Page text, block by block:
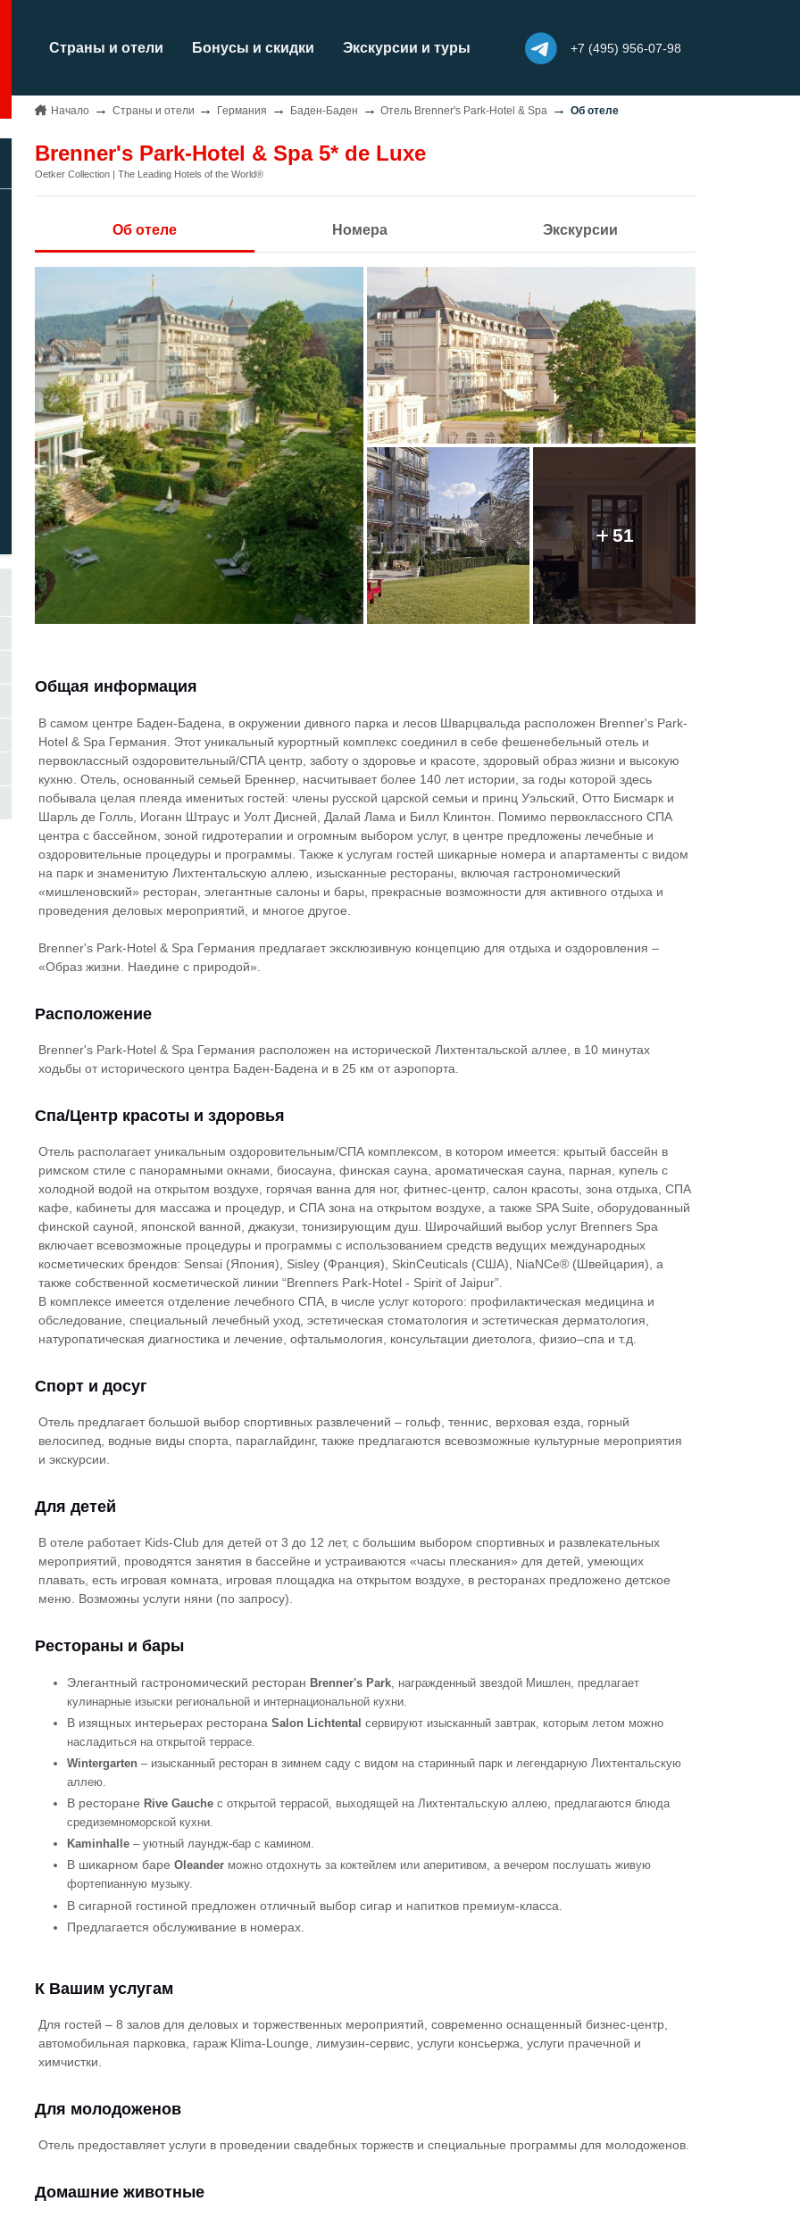
Страны и отели Бонусы и скидки Экскурсии и туры +7 (495) 956-07-98
Начало Страны и отели Германия Баден-Баден Отель Brenner's Park-Hotel & Spa Об отеле
Brenner's Park-Hotel & Spa 5* de Luxe
Oetker Collection | The Leading Hotels of the World®
Об отеле Номера Экскурсии
51
Общая информация
В самом центре Баден-Бадена, в окружении дивного парка и лесов Шварцвальда расположен Brenner's Park-
Hotel & Spa Германия. Этот уникальный курортный комплекс соединил в себе фешенебельный отель и
первоклассный оздоровительный/СПА центр, заботу о здоровье и красоте, здоровый образ жизни и высокую
кухню. Отель, основанный семьей Бреннер, насчитывает более 140 лет истории, за годы которой здесь
побывала целая плеяда именитых гостей: члены русской царской семьи и принц Уэльский, Отто Бисмарк и
Шарль де Голль, Иоганн Штраус и Уолт Дисней, Далай Лама и Билл Клинтон. Помимо первоклассного СПА
центра с бассейном, зоной гидротерапии и огромным выбором услуг, в центре предложены лечебные и
оздоровительные процедуры и программы. Также к услугам гостей шикарные номера и апартаменты с видом
на парк и знаменитую Лихтентальскую аллею, изысканные рестораны, включая гастрономический
«мишленовский» ресторан, элегантные салоны и бары, прекрасные возможности для активного отдыха и
проведения деловых мероприятий, и многое другое.
Brenner's Park-Hotel & Spa Германия предлагает эксклюзивную концепцию для отдыха и оздоровления –
«Образ жизни. Наедине с природой».
Расположение
Brenner's Park-Hotel & Spa Германия расположен на исторической Лихтентальской аллее, в 10 минутах
ходьбы от исторического центра Баден-Бадена и в 25 км от аэропорта.
Спа/Центр красоты и здоровья
Отель располагает уникальным оздоровительным/СПА комплексом, в котором имеется: крытый бассейн в
римском стиле с панорамными окнами, биосауна, финская сауна, ароматическая сауна, парная, купель с
холодной водой на открытом воздухе, горячая ванна для ног, фитнес-центр, салон красоты, зона отдыха, СПА
кафе, кабинеты для массажа и процедур, и СПА зона на открытом воздухе, а также SPA Suite, оборудованный
финской сауной, японской ванной, джакузи, тонизирующим душ. Широчайший выбор услуг Brenners Spa
включает всевозможные процедуры и программы с использованием средств ведущих международных
косметических брендов: Sensai (Япония), Sisley (Франция), SkinCeuticals (США), NiaNCe® (Швейцария), а
также собственной косметической линии “Brenners Park-Hotel - Spirit of Jaipur”.
В комплексе имеется отделение лечебного СПА, в числе услуг которого: профилактическая медицина и
обследование, специальный лечебный уход, эстетическая стоматология и эстетическая дерматология,
натуропатическая диагностика и лечение, офтальмология, консультации диетолога, физио–спа и т.д.
Спорт и досуг
Отель предлагает большой выбор спортивных развлечений – гольф, теннис, верховая езда, горный
велосипед, водные виды спорта, параглайдинг, также предлагаются всевозможные культурные мероприятия
и экскурсии.
Для детей
В отеле работает Kids-Club для детей от 3 до 12 лет, с большим выбором спортивных и развлекательных
мероприятий, проводятся занятия в бассейне и устраиваются «часы плескания» для детей, умеющих
плавать, есть игровая комната, игровая площадка на открытом воздухе, в ресторанах предложено детское
меню. Возможны услуги няни (по запросу).
Рестораны и бары
Элегантный гастрономический ресторан Brenner's Park , награжденный звездой Мишлен, предлагает
кулинарные изыски региональной и интернациональной кухни.
В изящных интерьерах ресторана Salon Lichtental сервируют изысканный завтрак, которым летом можно
насладиться на открытой террасе.
Wintergarten – изысканный ресторан в зимнем саду с видом на старинный парк и легендарную Лихтентальскую
аллею.
В ресторане Rive Gauche с открытой террасой, выходящей на Лихтентальскую аллею, предлагаются блюда
средиземноморской кухни.
Kaminhalle – уютный лаундж-бар с камином.
В шикарном баре Oleander можно отдохнуть за коктейлем или аперитивом, а вечером послушать живую
фортепианную музыку.
В сигарной гостиной предложен отличный выбор сигар и напитков премиум-класса.
Предлагается обслуживание в номерах.
К Вашим услугам
Для гостей – 8 залов для деловых и торжественных мероприятий, современно оснащенный бизнес-центр,
автомобильная парковка, гараж Klima-Lounge, лимузин-сервис, услуги консьержа, услуги прачечной и
химчистки.
Для молодоженов
Отель предоставляет услуги в проведении свадебных торжеств и специальные программы для молодоженов.
Домашние животные